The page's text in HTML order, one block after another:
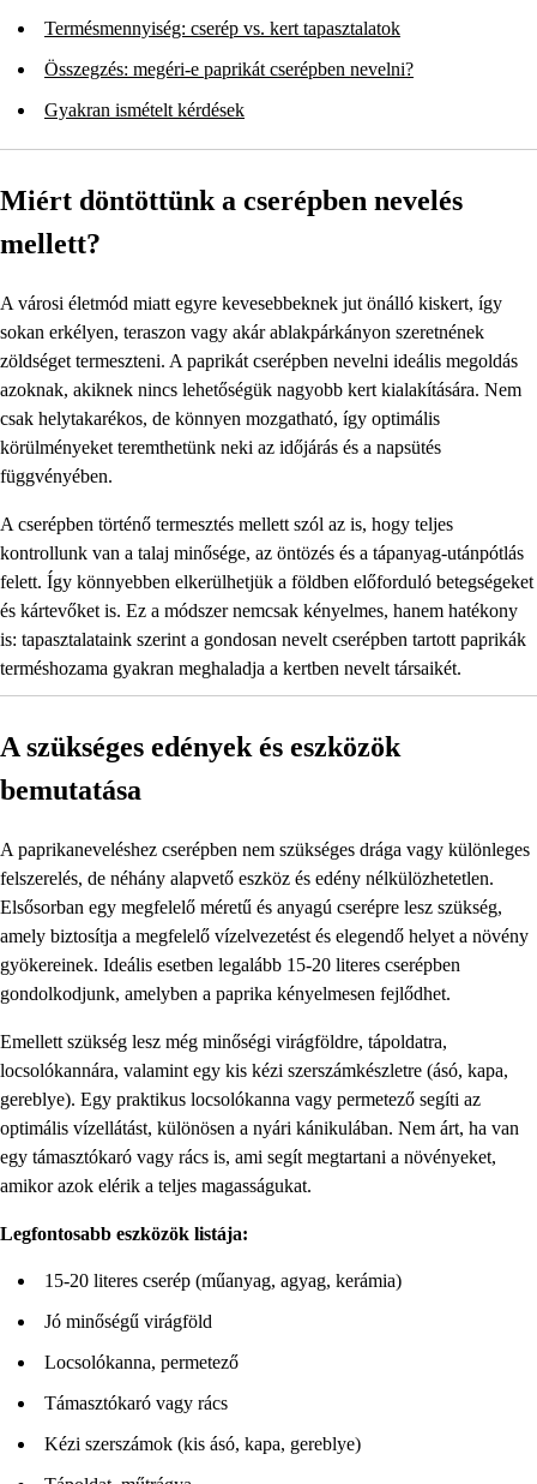
Termésmennyiség: cserép vs. kert tapasztalatok
Összegzés: megéri-e paprikát cserépben nevelni?
Gyakran ismételt kérdések
Miért döntöttünk a cserépben nevelés
mellett?
A városi életmód miatt egyre kevesebbeknek jut önálló kiskert, így
sokan erkélyen, teraszon vagy akár ablakpárkányon szeretnének
zöldséget termeszteni. A paprikát cserépben nevelni ideális megoldás
azoknak, akiknek nincs lehetőségük nagyobb kert kialakítására. Nem
csak helytakarékos, de könnyen mozgatható, így optimális
körülményeket teremthetünk neki az időjárás és a napsütés
függvényében.
A cserépben történő termesztés mellett szól az is, hogy teljes
kontrollunk van a talaj minősége, az öntözés és a tápanyag-utánpótlás
felett. Így könnyebben elkerülhetjük a földben előforduló betegségeket
és kártevőket is. Ez a módszer nemcsak kényelmes, hanem hatékony
is: tapasztalataink szerint a gondosan nevelt cserépben tartott paprikák
terméshozama gyakran meghaladja a kertben nevelt társaikét.
A szükséges edények és eszközök
bemutatása
A paprikaneveléshez cserépben nem szükséges drága vagy különleges
felszerelés, de néhány alapvető eszköz és edény nélkülözhetetlen.
Elsősorban egy megfelelő méretű és anyagú cserépre lesz szükség,
amely biztosítja a megfelelő vízelvezetést és elegendő helyet a növény
gyökereinek. Ideális esetben legalább 15-20 literes cserépben
gondolkodjunk, amelyben a paprika kényelmesen fejlődhet.
Emellett szükség lesz még minőségi virágföldre, tápoldatra,
locsolókannára, valamint egy kis kézi szerszámkészletre (ásó, kapa,
gereblye). Egy praktikus locsolókanna vagy permetező segíti az
optimális vízellátást, különösen a nyári kánikulában. Nem árt, ha van
egy támasztókaró vagy rács is, ami segít megtartani a növényeket,
amikor azok elérik a teljes magasságukat.
Legfontosabb eszközök listája:
15-20 literes cserép (műanyag, agyag, kerámia)
Jó minőségű virágföld
Locsolókanna, permetező
Támasztókaró vagy rács
Kézi szerszámok (kis ásó, kapa, gereblye)